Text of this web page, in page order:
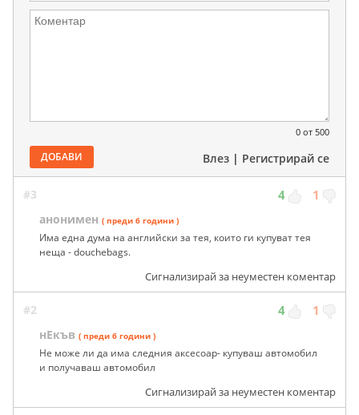
0 от 500
ДОБАВИ Влез | Регистрирай се
#3 4 1
анонимен ( преди 6 години )
Има една дума на английски за тея, които ги купуват тея
неща - douchebags.
Сигнализирай за неуместен коментар
#2 4 1
нЕкъв ( преди 6 години )
Не може ли да има следния аксесоар- купуваш автомобил
и получаваш автомобил
Сигнализирай за неуместен коментар